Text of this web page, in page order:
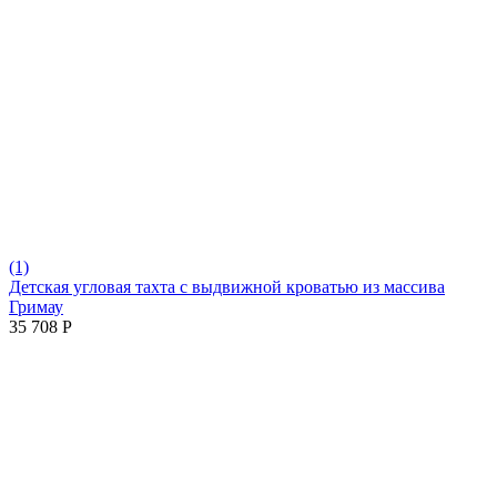
(1)
Детская угловая тахта с выдвижной кроватью из массива
Гримау​
35 708 Р